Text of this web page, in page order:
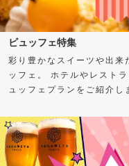
ビュッフェ特集
彩り豊かなスイーツや出来
ッフェ。 ホテルやレスト
ュッフェプランをご紹介し